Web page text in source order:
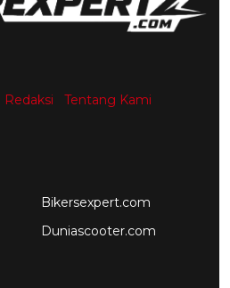
Redaksi
Tentang Kami
Bikersexpert.com
Duniascooter.com